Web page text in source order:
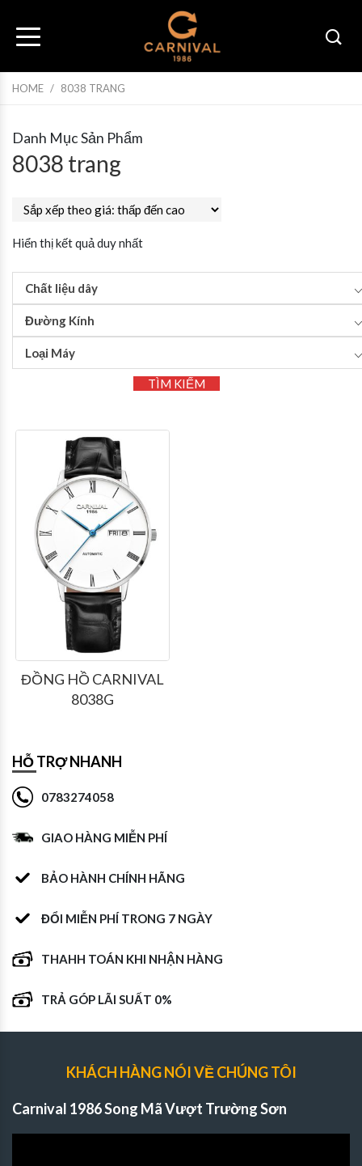
HOME / 8038 TRANG
Danh Mục Sản Phẩm
8038 trang
Hiển thị kết quả duy nhất
Chất liệu dây
Đường Kính
Loại Máy
TÌM KIẾM
ĐỒNG HỒ CARNIVAL
8038G
HỖ TRỢ NHANH
0783274058
GIAO HÀNG MIỄN PHÍ
BẢO HÀNH CHÍNH HÃNG
ĐỔI MIỄN PHÍ TRONG 7 NGÀY
THAHH TOÁN KHI NHẬN HÀNG
TRẢ GÓP LÃI SUẤT 0%
KHÁCH HÀNG NÓI VỀ CHÚNG TÔI
Carnival 1986 Song Mã Vượt Trường Sơn